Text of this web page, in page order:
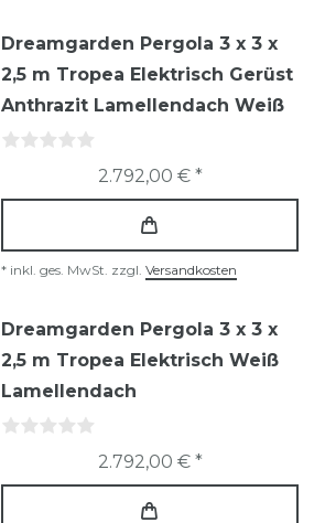
Dreamgarden Pergola 3 x 3 x
2,5 m Tropea Elektrisch Gerüst
Anthrazit Lamellendach Weiß
2.792,00 € *
* inkl. ges. MwSt. zzgl. Versandkosten
Dreamgarden Pergola 3 x 3 x
2,5 m Tropea Elektrisch Weiß
Lamellendach
2.792,00 € *